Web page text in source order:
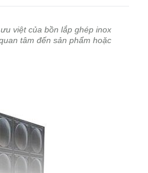
việt của bồn lắp ghép inox
tâm đến sản phẩm hoặc